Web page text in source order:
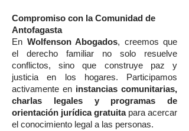
Compromiso con la Comunidad de
Antofagasta
En Wolfenson Abogados, creemos que
el derecho familiar no solo resuelve
conflictos, sino que construye paz y
justicia en los hogares. Participamos
activamente en instancias comunitarias,
charlas legales y programas de
orientación jurídica gratuitapara acercar
el conocimiento legal a las personas.